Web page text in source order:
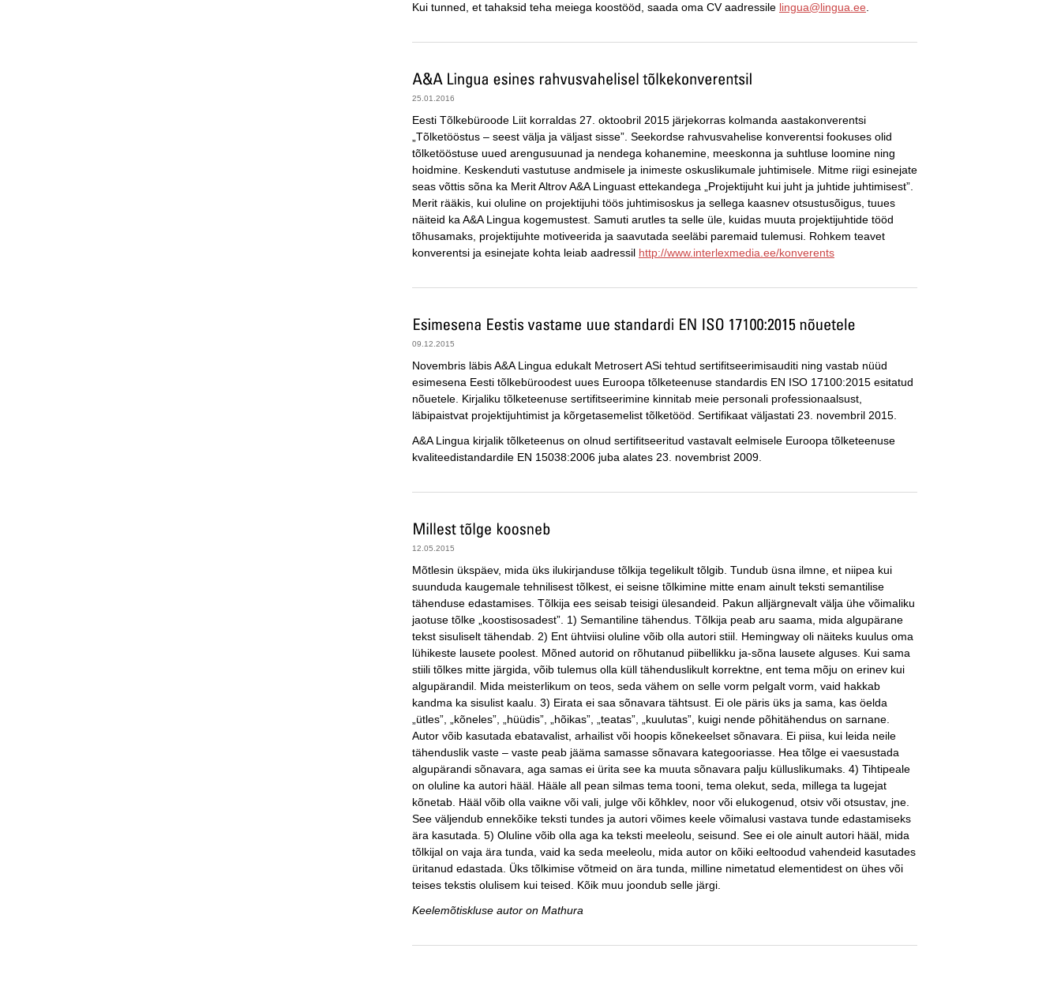
Kui tunned, et tahaksid teha meiega koostööd, saada oma CV aadressile lingua@lingua.ee
25.01.2016
Eesti Tõlkebüroode Liit korraldas 27. oktoobril 2015 järjekorras kolmanda aastakonverentsi
„Tõlketööstus – seest välja ja väljast sisse”. Seekordse rahvusvahelise konverentsi fookuses olid
tõlketööstuse uued arengusuunad ja nendega kohanemine, meeskonna ja suhtluse loomine ning
hoidmine. Keskenduti vastutuse andmisele ja inimeste oskuslikumale juhtimisele. Mitme riigi esinejate
seas võttis sõna ka Merit Altrov A&A Linguast ettekandega „Projektijuht kui juht ja juhtide juhtimisest”.
Merit rääkis, kui oluline on projektijuhi töös juhtimisoskus ja sellega kaasnev otsustusõigus, tuues
näiteid ka A&A Lingua kogemustest. Samuti arutles ta selle üle, kuidas muuta projektijuhtide tööd
tõhusamaks, projektijuhte motiveerida ja saavutada seeläbi paremaid tulemusi. Rohkem teavet
konverentsi ja esinejate kohta leiab aadressil http://www.interlexmedia.ee/konverents
09.12.2015
Novembris läbis A&A Lingua edukalt Metrosert ASi tehtud sertifitseerimisauditi ning vastab nüüd
esimesena Eesti tõlkebüroodest uues Euroopa tõlketeenuse standardis EN ISO 17100:2015 esitatud
nõuetele. Kirjaliku tõlketeenuse sertifitseerimine kinnitab meie personali professionaalsust,
läbipaistvat projektijuhtimist ja kõrgetasemelist tõlketööd. Sertifikaat väljastati 23. novembril 2015.
A&A Lingua kirjalik tõlketeenus on olnud sertifitseeritud vastavalt eelmisele Euroopa tõlketeenuse
kvaliteedistandardile EN 15038:2006 juba alates 23. novembrist 2009.
12.05.2015
Mõtlesin ükspäev, mida üks ilukirjanduse tõlkija tegelikult tõlgib. Tundub üsna ilmne, et niipea kui
suunduda kaugemale tehnilisest tõlkest, ei seisne tõlkimine mitte enam ainult teksti semantilise
tähenduse edastamises. Tõlkija ees seisab teisigi ülesandeid. Pakun alljärgnevalt välja ühe võimaliku
jaotuse tõlke „koostisosadest”. 1) Semantiline tähendus. Tõlkija peab aru saama, mida algupärane
tekst sisuliselt tähendab. 2) Ent ühtviisi oluline võib olla autori stiil. Hemingway oli näiteks kuulus oma
lühikeste lausete poolest. Mõned autorid on rõhutanud piibellikku ja-sõna lausete alguses. Kui sama
stiili tõlkes mitte järgida, võib tulemus olla küll tähenduslikult korrektne, ent tema mõju on erinev kui
algupärandil. Mida meisterlikum on teos, seda vähem on selle vorm pelgalt vorm, vaid hakkab
kandma ka sisulist kaalu. 3) Eirata ei saa sõnavara tähtsust. Ei ole päris üks ja sama, kas öelda
„ütles”, „kõneles”, „hüüdis”, „hõikas”, „teatas”, „kuulutas”, kuigi nende põhitähendus on sarnane.
Autor võib kasutada ebatavalist, arhailist või hoopis kõnekeelset sõnavara. Ei piisa, kui leida neile
tähenduslik vaste – vaste peab jääma samasse sõnavara kategooriasse. Hea tõlge ei vaesustada
algupärandi sõnavara, aga samas ei ürita see ka muuta sõnavara palju külluslikumaks. 4) Tihtipeale
on oluline ka autori hääl. Hääle all pean silmas tema tooni, tema olekut, seda, millega ta lugejat
kõnetab. Hääl võib olla vaikne või vali, julge või kõhklev, noor või elukogenud, otsiv või otsustav, jne.
See väljendub ennekõike teksti tundes ja autori võimes keele võimalusi vastava tunde edastamiseks
ära kasutada. 5) Oluline võib olla aga ka teksti meeleolu, seisund. See ei ole ainult autori hääl, mida
tõlkijal on vaja ära tunda, vaid ka seda meeleolu, mida autor on kõiki eeltoodud vahendeid kasutades
üritanud edastada. Üks tõlkimise võtmeid on ära tunda, milline nimetatud elementidest on ühes või
teises tekstis olulisem kui teised. Kõik muu joondub selle järgi.
Keelemõtiskluse autor on Mathura